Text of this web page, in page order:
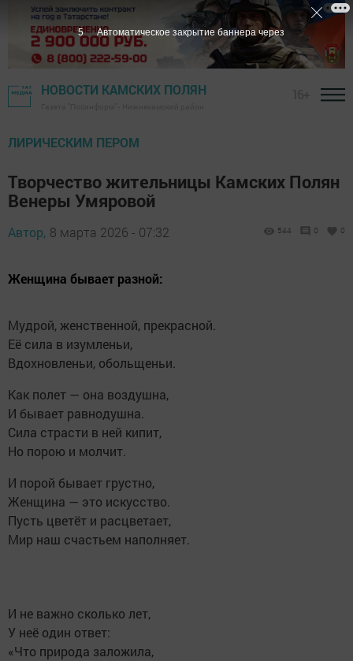
НОВОСТИ КАМСКИХ ПОЛЯН
ЛИРИЧЕСКИМ ПЕРОМ
Творчество жительницы Камских Полян
Венеры Умяровой
Автор, 8 марта 2026 - 07:32 544 0 0
Женщина бывает разной:
Мудрой, женственной, прекрасной.
Её сила в изумленьи,
Вдохновленьи, обольщеньи.
Как полет — она воздушна,
И бывает равнодушна.
Сила страсти в ней кипит,
Но порою и молчит.
И порой бывает грустно,
Женщина — это искусство.
Пусть цветёт и расцветает,
Мир наш счастьем наполняет.
И не важно сколько лет,
У неё один ответ:
«Что природа заложила,
4 Автоматическое закрытие баннера через